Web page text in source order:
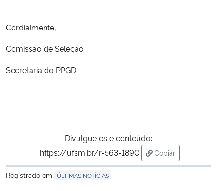
Ministério da Mulher, da Família e dos Direitos Humanos
Secretaria-Geral
Banco Central do Brasil
Cordialmente,
Comissão de Seleção
Secretaria do PPGD
Divulgue este conteúdo:
https://ufsm.br/r-563-1890
Copiar
para área de
Registrado em
ÚLTIMAS NOTÍCIAS